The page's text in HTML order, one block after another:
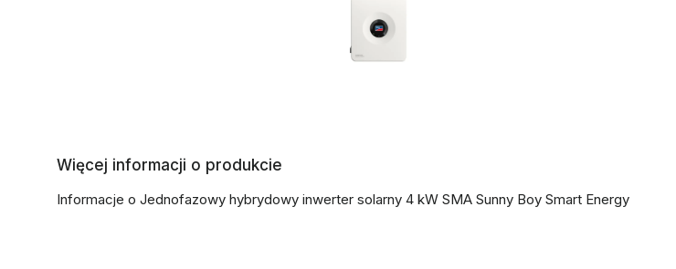
Więcej informacji o produkcie
Informacje o Jednofazowy hybrydowy inwerter solarny 4 kW SMA Sunny Boy Smart Energy